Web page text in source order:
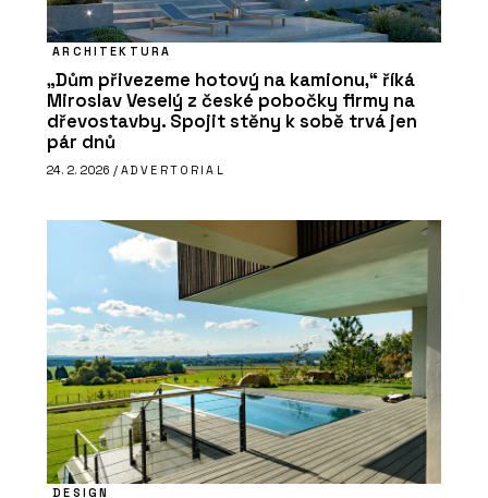
ARCHITEKTURA
„Dům přivezeme hotový na kamionu,“ říká
Miroslav Veselý z české pobočky firmy na
dřevostavby. Spojit stěny k sobě trvá jen
pár dnů
24. 2. 2026 / ADVERTORIAL
DESIGN